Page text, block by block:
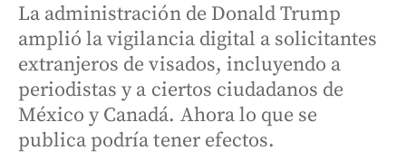
La administración de Donald Trump
amplió la vigilancia digital a solicitantes
extranjeros de visados, incluyendo a
periodistas y a ciertos ciudadanos de
México y Canadá. Ahora lo que se
publica podría tener efectos.